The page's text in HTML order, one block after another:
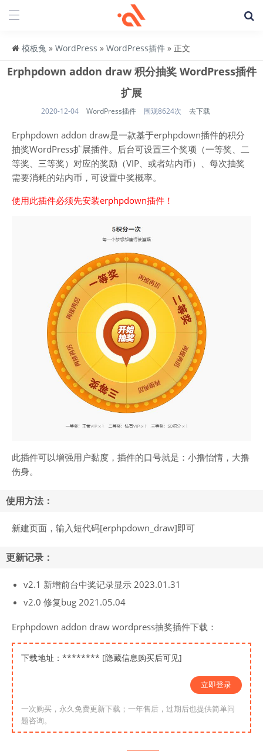
模板兔 » WordPress » WordPress插件 » 正文
Erphpdown addon draw 积分抽奖 WordPress插件
扩展
2020-12-04 WordPress插件 围观8624次 去下载
Erphpdown addon draw是一款基于erphpdown插件的积分
抽奖WordPress扩展插件。后台可设置三个奖项（一等奖、二
等奖、三等奖）对应的奖励（VIP、或者站内币）、每次抽奖
需要消耗的站内币，可设置中奖概率。
使用此插件必须先安装erphpdown插件！
此插件可以增强用户黏度，插件的口号就是：小撸怡情，大撸
伤身。
使用方法：
新建页面，输入短代码[erphpdown_draw]即可
更新记录：
v2.1 新增前台中奖记录显示 2023.01.31
v2.0 修复bug 2021.05.04
Erphpdown addon draw wordpress抽奖插件下载：
下载地址：******** [隐藏信息购买后可见]
立即登录
一次购买，永久免费更新下载；一年售后，过期后也提供简单问
题咨询。